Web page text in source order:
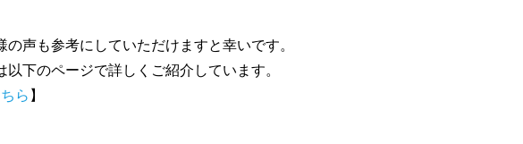
声も参考にしていただけますと幸いです。
下のページで詳しくご紹介しています。
ら 】